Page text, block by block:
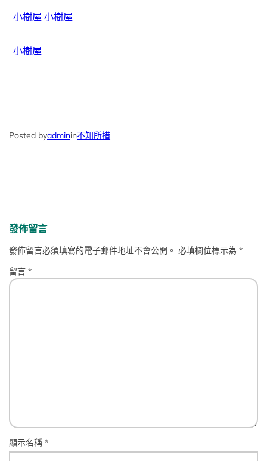
小樹屋 小樹屋
小樹屋
Posted byadminin不知所措
發佈留言
發佈留言必須填寫的電子郵件地址不會公開。 必填欄位標示為*
留言*
顯示名稱*